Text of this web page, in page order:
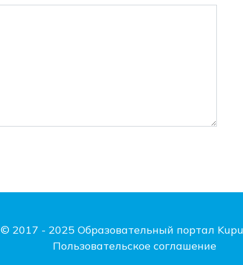
© 2017 - 2025 Образовательный портал
Пользовательское соглашение